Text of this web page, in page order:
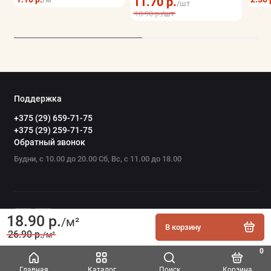
0
18.90 р./м²
26.90 р./м²
В корзину
/шт
13.90 р./шт
Поддержка
+375 (29) 659-71-75
+375 (29) 259-71-75
Обратный звонок
Будни, с 10.00 до 20.00 Сб, Вс, с 11.00 до 18.00